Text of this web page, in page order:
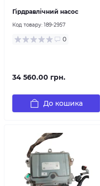
Гірдравлічний насос
Код товару: 189-2957
0
34 560.00 грн.
До кошика